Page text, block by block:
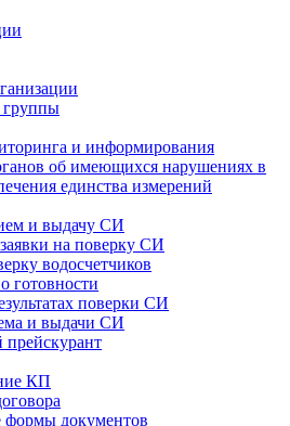
группы
и информирования
об имеющихся нарушениях в
единства измерений
и выдачу СИ
на поверку СИ
водосчетчиков
готовности
поверки СИ
и выдачи СИ
КП
формы документов